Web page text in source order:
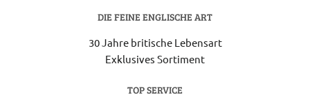
DIE FEINE ENGLISCHE ART
30 Jahre britische Lebensart
Exklusives Sortiment
TOP SERVICE